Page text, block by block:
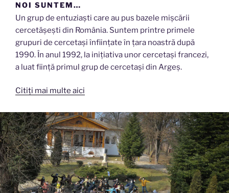
NOI SUNTEM…
Un grup de entuziaști care au pus bazele mișcării
cercetășești din România. Suntem printre primele
grupuri de cercetași înființate în țara noastră după
1990. În anul 1992, la inițiativa unor cercetași francezi,
a luat ființă primul grup de cercetași din Argeș.
Citiți mai multe aici